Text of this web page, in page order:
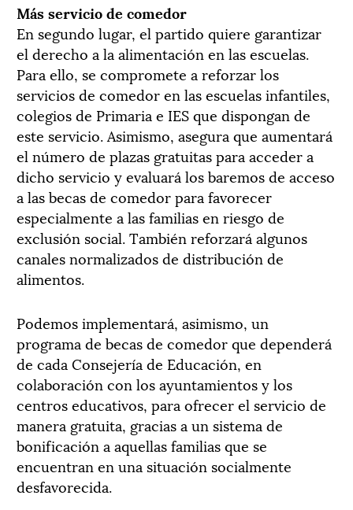
Más servicio de comedor
En segundo lugar, el partido quiere garantizar
el derecho a la alimentación en las escuelas.
Para ello, se compromete a reforzar los
servicios de comedor en las escuelas infantiles,
colegios de Primaria e IES que dispongan de
este servicio. Asimismo, asegura que aumentará
el número de plazas gratuitas para acceder a
dicho servicio y evaluará los baremos de acceso
a las becas de comedor para favorecer
especialmente a las familias en riesgo de
exclusión social. También reforzará algunos
canales normalizados de distribución de
alimentos.
Podemos implementará, asimismo, un
programa de becas de comedor que dependerá
de cada Consejería de Educación, en
colaboración con los ayuntamientos y los
centros educativos, para ofrecer el servicio de
manera gratuita, gracias a un sistema de
bonificación a aquellas familias que se
encuentran en una situación socialmente
desfavorecida.